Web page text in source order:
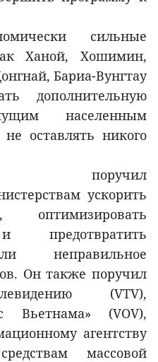
сильные
Ханой, Хошимин,
Бариа-Вунгтау
дополнительную
населенным
оставлять никого
поручил
ускорить
оптимизировать
предотвратить
неправильное
Он также поручил
(VTV),
Вьетнама» (VOV),
агентству
массовой